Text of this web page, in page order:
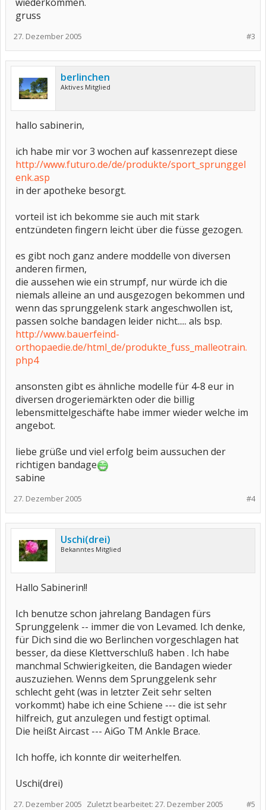
gruss
#3
27. Dezember 2005
berlinchen
Aktives Mitglied
hallo sabinerin,
ich habe mir vor 3 wochen auf kassenrezept diese
http://www.futuro.de/de/produkte/sport_sprunggel
enk.asp
in der apotheke besorgt.
vorteil ist ich bekomme sie auch mit stark
entzündeten fingern leicht über die füsse gezogen.
es gibt noch ganz andere moddelle von diversen
anderen firmen,
die aussehen wie ein strumpf, nur würde ich die
niemals alleine an und ausgezogen bekommen und
wenn das sprunggelenk stark angeschwollen ist,
passen solche bandagen leider nicht..... als bsp.
http://www.bauerfeind-
orthopaedie.de/html_de/produkte_fuss_malleotrain.
php4
ansonsten gibt es ähnliche modelle für 4-8 eur in
diversen drogeriemärkten oder die billig
lebensmittelgeschäfte habe immer wieder welche im
angebot.
liebe grüße und viel erfolg beim aussuchen der
richtigen bandage
sabine
#4
27. Dezember 2005
Uschi(drei)
Bekanntes Mitglied
Hallo Sabinerin!!
Ich benutze schon jahrelang Bandagen fürs
Sprunggelenk -- immer die von Levamed. Ich denke,
für Dich sind die wo Berlinchen vorgeschlagen hat
besser, da diese Klettverschluß haben . Ich habe
manchmal Schwierigkeiten, die Bandagen wieder
auszuziehen. Wenns dem Sprunggelenk sehr
schlecht geht (was in letzter Zeit sehr selten
vorkommt) habe ich eine Schiene --- die ist sehr
hilfreich, gut anzulegen und festigt optimal.
Die heißt Aircast --- AiGo TM Ankle Brace.
Ich hoffe, ich konnte dir weiterhelfen.
Uschi(drei)
#5
27. Dezember 2005 Zuletzt bearbeitet: 27. Dezember 2005